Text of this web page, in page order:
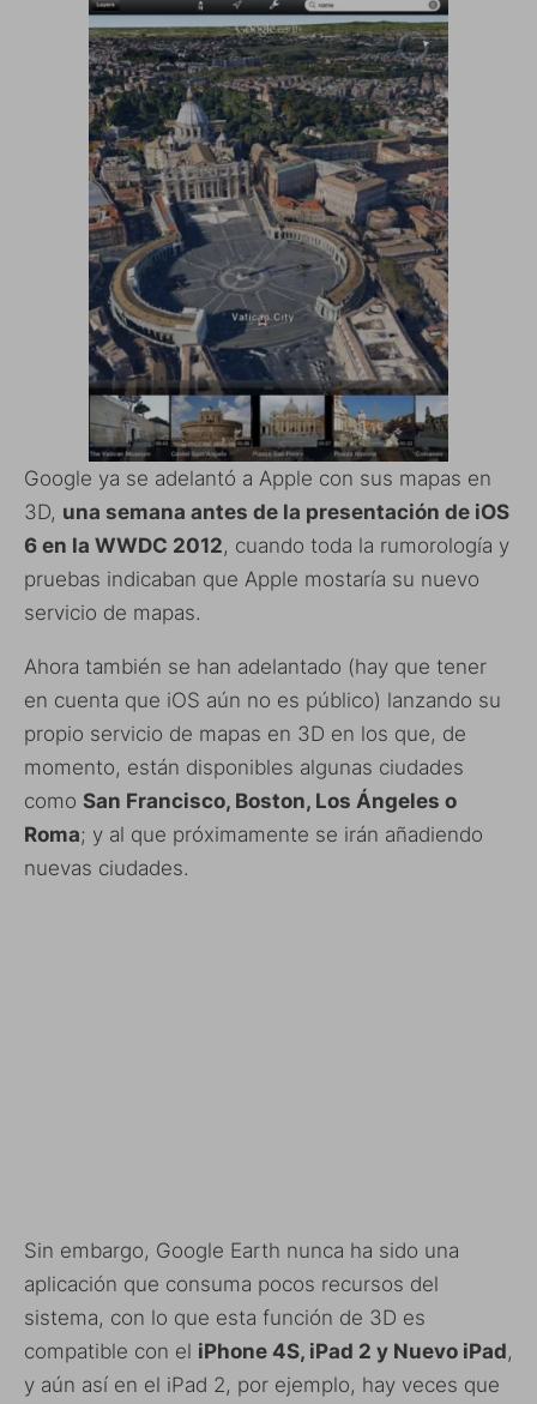
Google ya se adelantó a Apple con sus mapas en
3D, una semana antes de la presentación de iOS
6 en la WWDC 2012, cuando toda la rumorología y
pruebas indicaban que Apple mostaría su nuevo
servicio de mapas.
Ahora también se han adelantado (hay que tener
en cuenta que iOS aún no es público) lanzando su
propio servicio de mapas en 3D en los que, de
momento, están disponibles algunas ciudades
como San Francisco, Boston, Los Ángeles o
Roma; y al que próximamente se irán añadiendo
nuevas ciudades.
Sin embargo, Google Earth nunca ha sido una
aplicación que consuma pocos recursos del
sistema, con lo que esta función de 3D es
compatible con el iPhone 4S, iPad 2 y Nuevo iPad,
y aún así en el iPad 2, por ejemplo, hay veces que